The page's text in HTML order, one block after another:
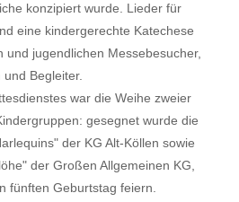
konzipiert wurde. Lieder für
eine kindergerechte Katechese
und jugendlichen Messebesucher,
Begleiter.
war die Weihe zweier
gesegnet wurde die
der KG Alt-Köllen sowie
der Großen Allgemeinen KG,
fünften Geburtstag feiern.